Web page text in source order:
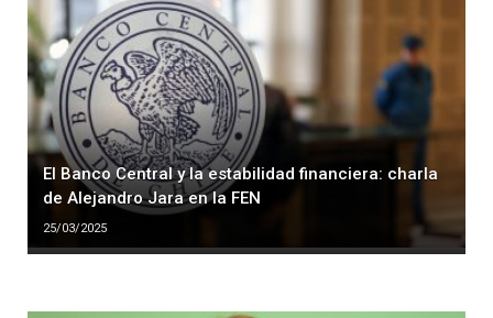
El Banco Central y la estabilidad financiera: charla
de Alejandro Jara en la FEN
25/03/2025